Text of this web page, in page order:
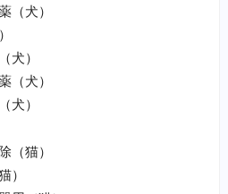
（犬）
犬）
（犬）
犬）
（猫）
）